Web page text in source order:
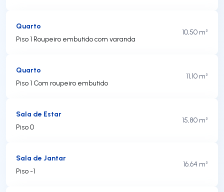
Quarto
Piso 1 Roupeiro embutido com varanda
10,50 m²
Quarto
Piso 1 Com roupeiro embutido
11,10 m²
Sala de Estar
Piso 0
15,80 m²
Sala de Jantar
Piso -1
16.64 m²